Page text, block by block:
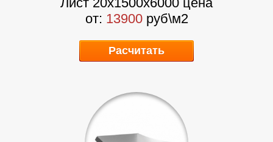
от: 13900 руб\м2
Расчитать